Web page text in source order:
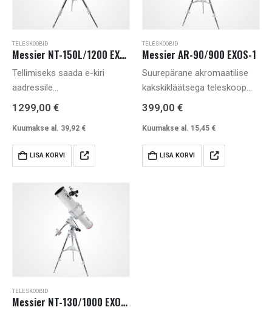
TELESKOOBID
Messier NT-150L/1200 EXOS-2 GOTO
Tellimiseks saada e-kiri
aadressile
taevatoru@teleskoop.ee
1299,00 €
Kuumakse al. 39,92 €
LISA KORVI
TELESKOOBID
Messier AR-90/900 EXOS-1
Suurepärane akromaatilise
kakskikläätsega teleskoop
algajale
astronoomiahuvilisele. EXOS-
1 monteering on stabiilne ja
täpne, võimalik täiendada
kellamehhanismiga. T-
399,00 €
Kuumakse al. 15,45 €
LISA KORVI
TELESKOOBID
Messier NT-130/1000 EXOS-1